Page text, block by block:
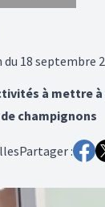
18 septembre
à mettre
champignons
Partager :